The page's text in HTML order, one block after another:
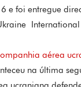
e foi entregue
aérea
na última